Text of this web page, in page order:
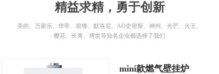
精益求精，勇于创新
美的、万家乐、华帝、前锋、默洛尼、AO史密斯、神州、光芒、火王、
樱花、长青、博世等知名企业都选择了我们
mini款燃气壁挂炉